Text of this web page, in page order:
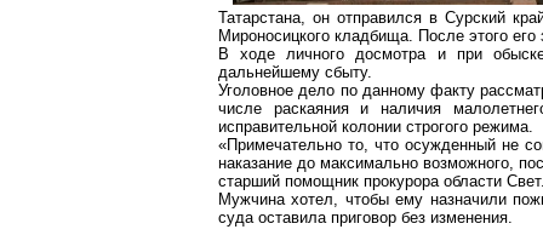
Татарстана, он отправился в Сурский
Мироносицкого кладбища. После этого
В ходе личного досмотра и при
дальнейшему сбыту.
Уголовное дело по данному факту
числе раскаяния и наличия
исправительной колонии строгого режима.
«Примечательно то, что осужденный не
наказание до максимально возможного,
старший помощник прокурора области
Мужчина хотел, чтобы ему назначили
суда оставила приговор без изменения.